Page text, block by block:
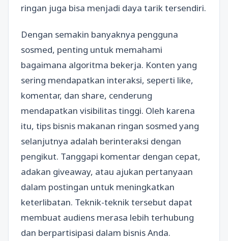
ringan juga bisa menjadi daya tarik tersendiri.
Dengan semakin banyaknya pengguna
sosmed, penting untuk memahami
bagaimana algoritma bekerja. Konten yang
sering mendapatkan interaksi, seperti like,
komentar, dan share, cenderung
mendapatkan visibilitas tinggi. Oleh karena
itu, tips bisnis makanan ringan sosmed yang
selanjutnya adalah berinteraksi dengan
pengikut. Tanggapi komentar dengan cepat,
adakan giveaway, atau ajukan pertanyaan
dalam postingan untuk meningkatkan
keterlibatan. Teknik-teknik tersebut dapat
membuat audiens merasa lebih terhubung
dan berpartisipasi dalam bisnis Anda.